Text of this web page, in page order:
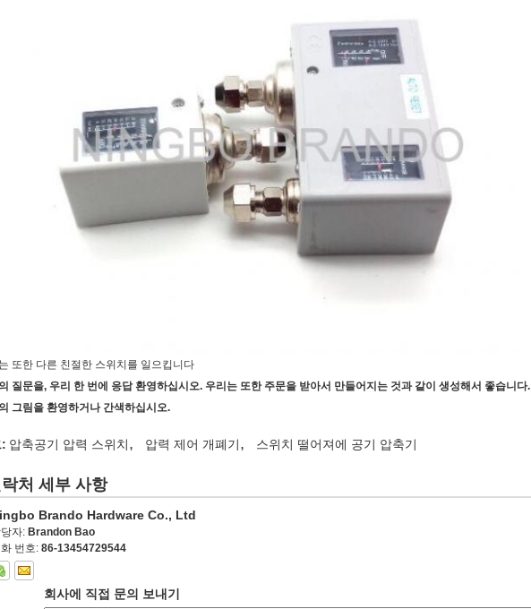
또한 다른 친절한 스위치를 일으킵니다
질문을, 우리 한 번에 응답 환영하십시오. 우리는 또한 주문을 받아서 만들어지는 것과 같이 생성해서 좋습니다.
그림을 환영하거나 간색하십시오.
압축공기 압력 스위치, 압력 제어 개폐기, 스위치 떨어져에 공기 압축기
처 세부 사항
Brando Hardware Co., Ltd
자: Brandon Bao
번호: 86-13454729544
회사에 직접 문의 보내기